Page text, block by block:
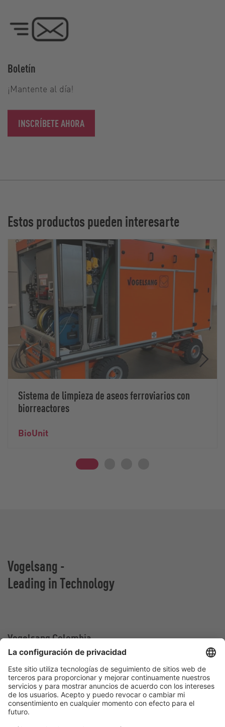
Boletín
¡Mantente al día!
INSCRÍBETE AHORA
Estos productos pueden interesarte
Sistema de limpieza de aseos ferroviarios con
biorreactores
BioUnit
Vogelsang -
Leading in Technology
Vogelsang Colombia
Oficina de ventas en Colombia
Calle 2 sur#
25-217 Medellín
Colombia